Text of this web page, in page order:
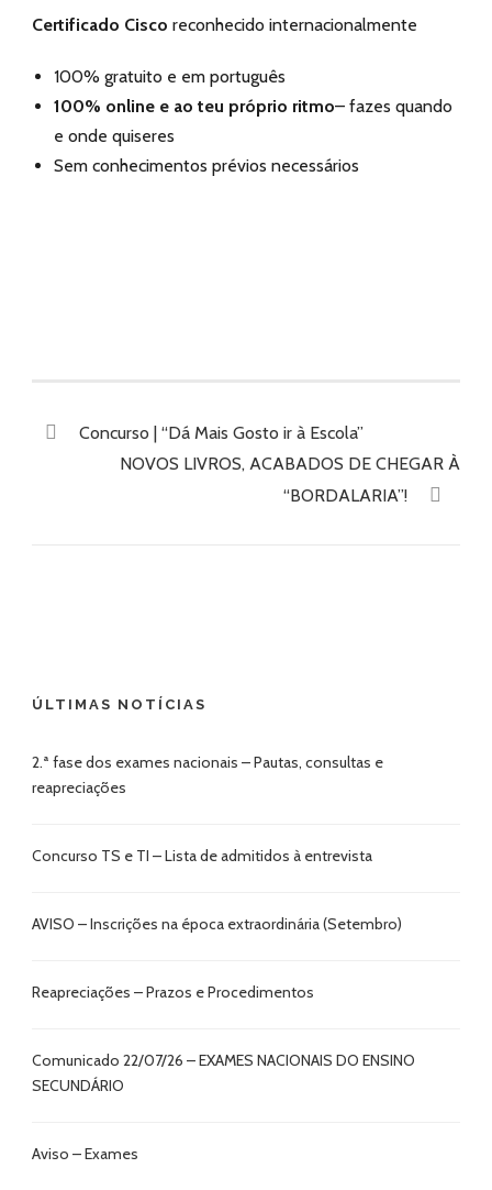
Certificado Cisco reconhecido internacionalmente
100% gratuito e em português
100% online e ao teu próprio ritmo– fazes quando
e onde quiseres
Sem conhecimentos prévios necessários
Concurso | “Dá Mais Gosto ir à Escola”
NOVOS LIVROS, ACABADOS DE CHEGAR À
“BORDALARIA”!
ÚLTIMAS NOTÍCIAS
2.ª fase dos exames nacionais – Pautas, consultas e
reapreciações
Concurso TS e TI – Lista de admitidos à entrevista
AVISO – Inscrições na época extraordinária (Setembro)
Reapreciações – Prazos e Procedimentos
Comunicado 22/07/26 – EXAMES NACIONAIS DO ENSINO
SECUNDÁRIO
Aviso – Exames